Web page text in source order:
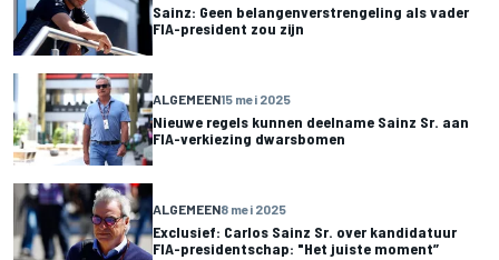
Sainz: Geen belangenverstrengeling als vader
FIA-president zou zijn
ALGEMEEN15 mei 2025
Nieuwe regels kunnen deelname Sainz Sr. aan
FIA-verkiezing dwarsbomen
ALGEMEEN8 mei 2025
Exclusief: Carlos Sainz Sr. over kandidatuur
FIA-presidentschap: "Het juiste moment”